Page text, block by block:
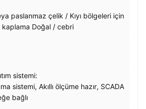
paslanmaz çelik / Kıyı bölgeleri için
Doğal / cebri
sistemi:
sistemi, Akıllı ölçüme hazır, SCADA
bağlı